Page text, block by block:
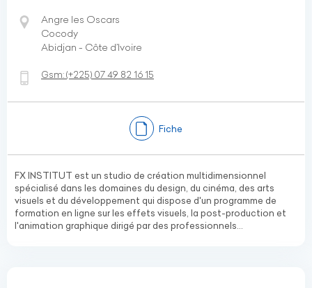
Angre les Oscars
Cocody
Abidjan - Côte d’Ivoire
Gsm:(+225) 07 49 82 16 15
Fiche
FX INSTITUT est un studio de création multidimensionnel
spécialisé dans les domaines du design, du cinéma, des arts
visuels et du développement qui dispose d'un programme de
formation en ligne sur les effets visuels, la post-production et
l'animation graphique dirigé par des professionnels...